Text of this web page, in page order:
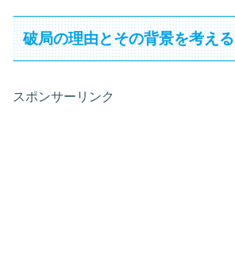
破局の理由とその背景を考える
スポンサーリンク